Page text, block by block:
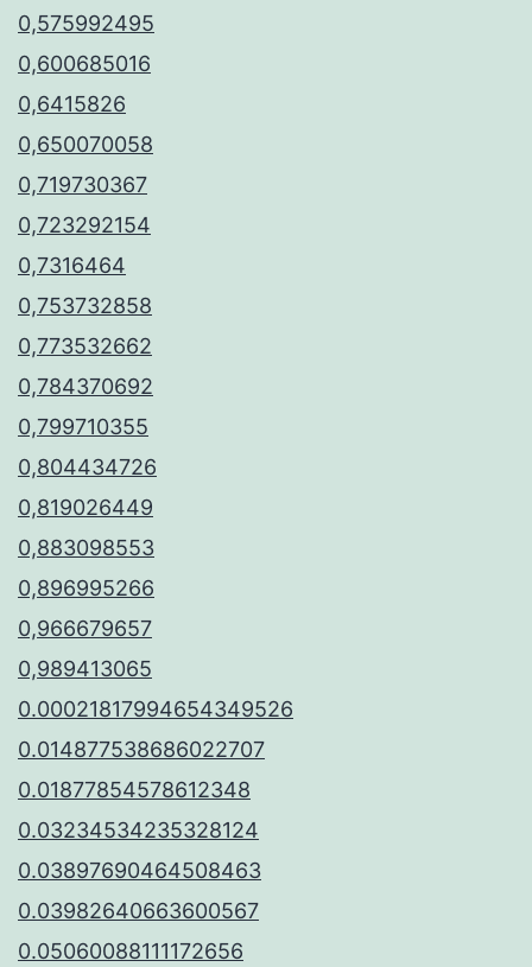
0,575992495
0,600685016
0,6415826
0,650070058
0,719730367
0,723292154
0,7316464
0,753732858
0,773532662
0,784370692
0,799710355
0,804434726
0,819026449
0,883098553
0,896995266
0,966679657
0,989413065
0.00021817994654349526
0.014877538686022707
0.01877854578612348
0.03234534235328124
0.03897690464508463
0.03982640663600567
0.05060088111172656